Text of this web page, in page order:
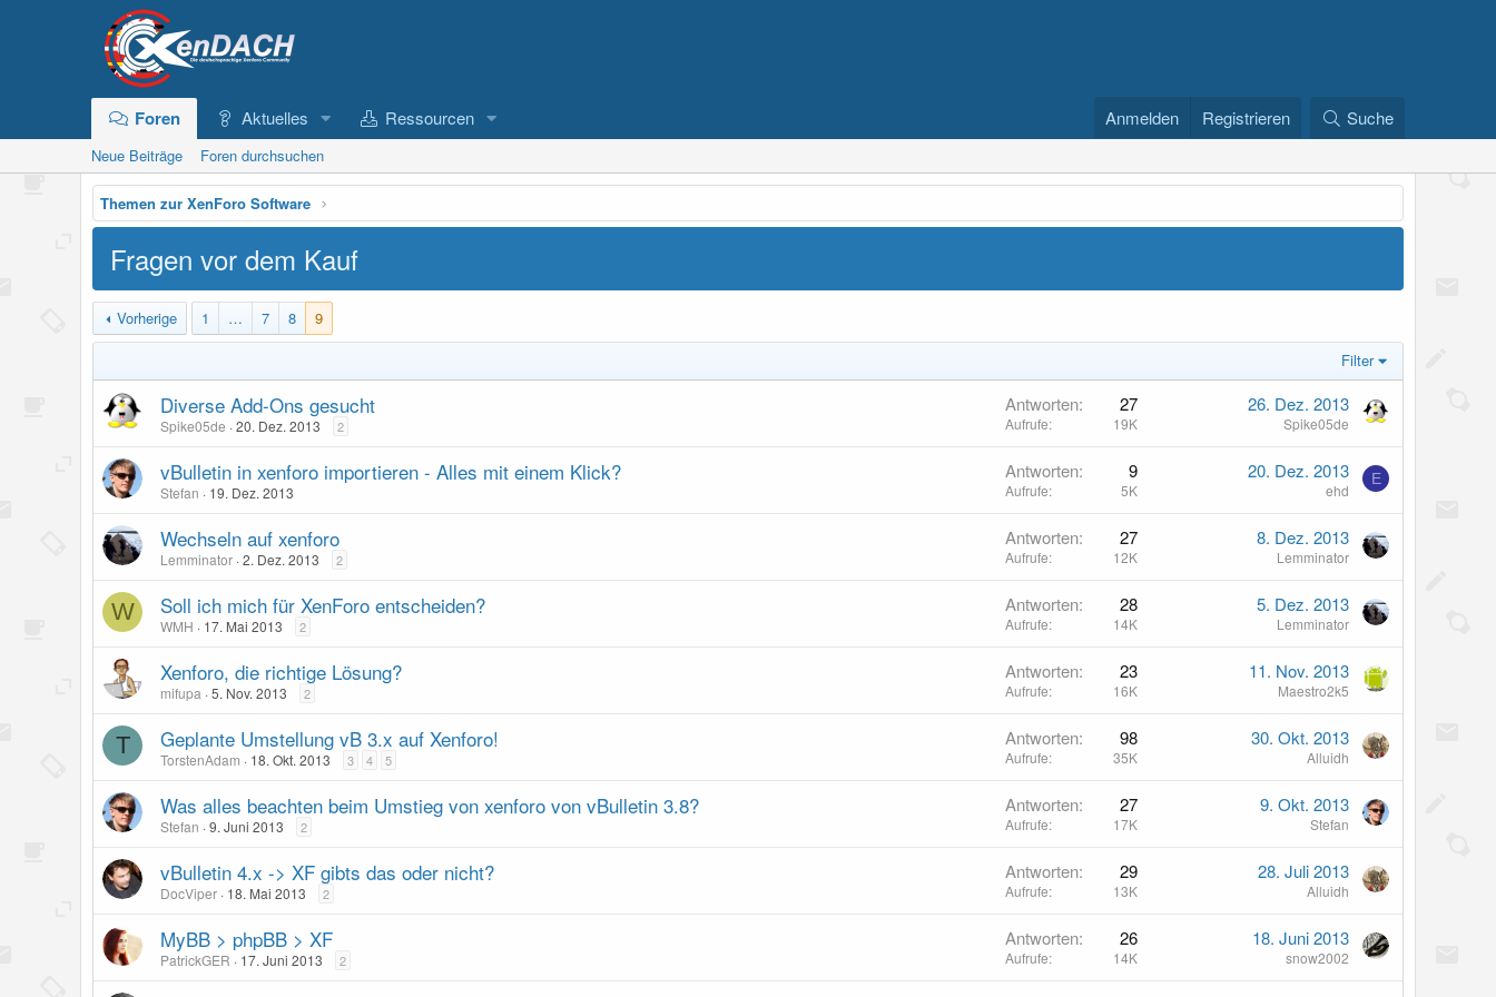
Foren Aktuelles Ressourcen Anmelden Registrieren Suche
Neue Beiträge Foren durchsuchen
Themen zur XenForo Software
Fragen vor dem Kauf
Vorherige 1 … 7 8
9
Filter
Diverse Add-Ons gesucht
Spike05de 20. Dez. 2013 2
Antworten 27
Aufrufe 19K
26. Dez. 2013
Spike05de
vBulletin in xenforo importieren - Alles mit einem Klick?
Stefan 19. Dez. 2013
Antworten 9
Aufrufe 5K
20. Dez. 2013
ehd
E
Wechseln auf xenforo
Lemminator 2. Dez. 2013 2
Antworten 27
Aufrufe 12K
8. Dez. 2013
Lemminator
W Soll ich mich für XenForo entscheiden?
WMH 17. Mai 2013 2
Antworten 28
Aufrufe 14K
5. Dez. 2013
Lemminator
Xenforo, die richtige Lösung?
mifupa 5. Nov. 2013 2
Antworten 23
Aufrufe 16K
11. Nov. 2013
Maestro2k5
T Geplante Umstellung vB 3.x auf Xenforo!
TorstenAdam 18. Okt. 2013 3 4 5
Antworten 98
Aufrufe 35K
30. Okt. 2013
Alluidh
Was alles beachten beim Umstieg von xenforo von vBulletin 3.8?
Stefan 9. Juni 2013 2
Antworten 27
Aufrufe 17K
9. Okt. 2013
Stefan
vBulletin 4.x -> XF gibts das oder nicht?
DocViper 18. Mai 2013 2
Antworten 29
Aufrufe 13K
28. Juli 2013
Alluidh
MyBB > phpBB > XF
PatrickGER 17. Juni 2013 2
Antworten 26
Aufrufe 14K
18. Juni 2013
snow2002